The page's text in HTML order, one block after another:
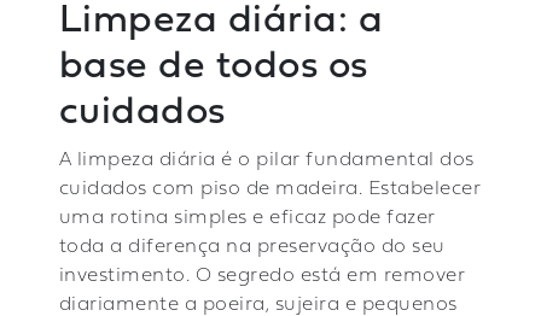
Limpeza diária: a
base de todos os
cuidados
A limpeza diária é o pilar fundamental dos
cuidados com piso de madeira. Estabelecer
uma rotina simples e eficaz pode fazer
toda a diferença na preservação do seu
investimento. O segredo está em remover
diariamente a poeira, sujeira e pequenos